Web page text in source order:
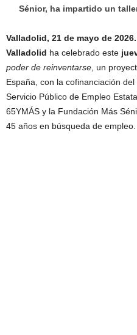
Sénior, ha impartido un
Valladolid, 21 de mayo de 2026.
Valladolid ha celebrado este
poder de reinventarse , un
España, con la cofinanciación
Servicio Público de Empleo
65YMÁS y la Fundación Más
45 años en búsqueda de empleo.